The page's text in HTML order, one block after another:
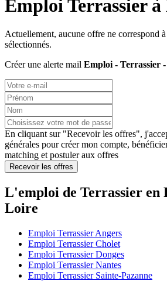
Emploi Terrassier à
Actuellement, aucune offre ne correspond
sélectionnés.
Créer une alerte mail Emploi - Terrassier
En cliquant sur "Recevoir les offres",
générales pour créer mon compte,
matching et postuler aux offres
Recevoir les offres
L'emploi de Terrassier en
Loire
Emploi Terrassier Angers
Emploi Terrassier Cholet
Emploi Terrassier Donges
Emploi Terrassier Nantes
Emploi Terrassier Sainte-Pazanne